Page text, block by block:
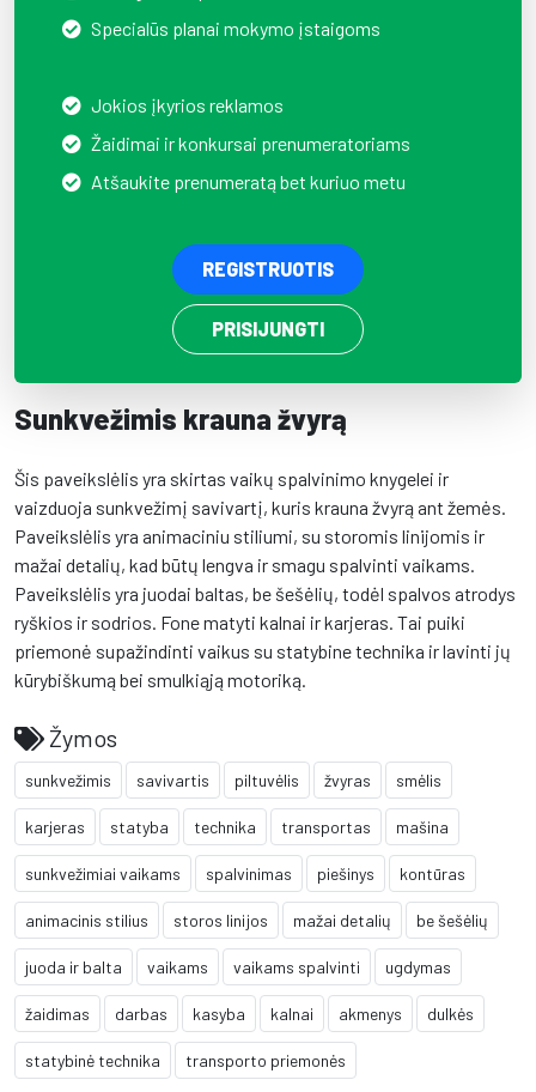
Specialūs planai mokymo įstaigoms
Jokios įkyrios reklamos
Žaidimai ir konkursai prenumeratoriams
Atšaukite prenumeratą bet kuriuo metu
REGISTRUOTIS
PRISIJUNGTI
Sunkvežimis krauna žvyrą
Šis paveikslėlis yra skirtas vaikų spalvinimo knygelei ir
vaizduoja sunkvežimį savivartį, kuris krauna žvyrą ant žemės.
Paveikslėlis yra animaciniu stiliumi, su storomis linijomis ir
mažai detalių, kad būtų lengva ir smagu spalvinti vaikams.
Paveikslėlis yra juodai baltas, be šešėlių, todėl spalvos atrodys
ryškios ir sodrios. Fone matyti kalnai ir karjeras. Tai puiki
priemonė supažindinti vaikus su statybine technika ir lavinti jų
kūrybiškumą bei smulkiąją motoriką.
Žymos
sunkvežimis savivartis piltuvėlis žvyras smėlis
karjeras statyba technika transportas mašina
sunkvežimiai vaikams spalvinimas piešinys kontūras
animacinis stilius storos linijos mažai detalių be šešėlių
juoda ir balta vaikams vaikams spalvinti ugdymas
žaidimas darbas kasyba kalnai akmenys dulkės
statybinė technika transporto priemonės